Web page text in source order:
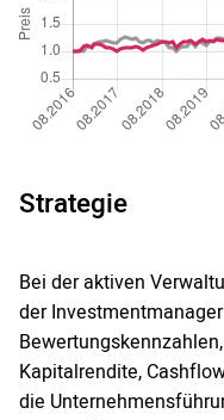
Strategie
Bei der aktiven
der
Kapitalrendite,
die